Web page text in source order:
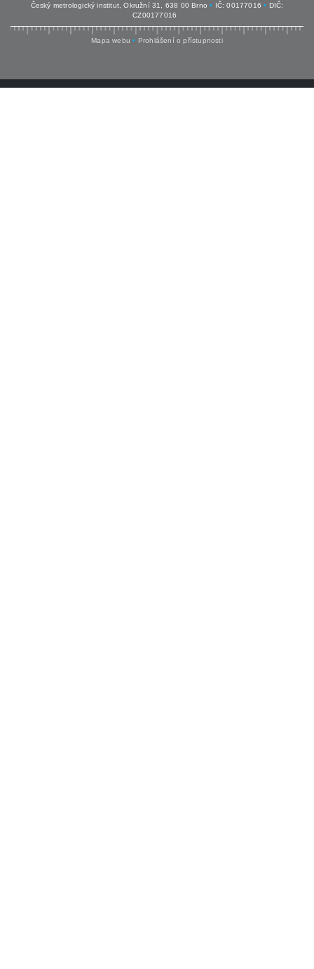
Český metrologický institut, Okružní 31, 638 00 Brno • IČ: 00177016 • DIČ:
CZ00177016
Mapa webu • Prohlášení o přístupnosti